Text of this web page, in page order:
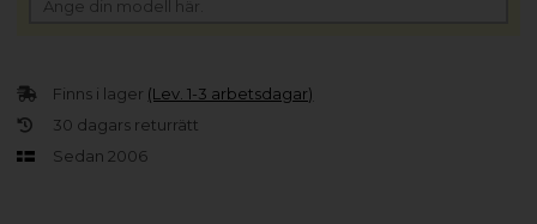
Finns i lager (Lev. 1-3 arbetsdagar)
30 dagars returrätt
Sedan 2006